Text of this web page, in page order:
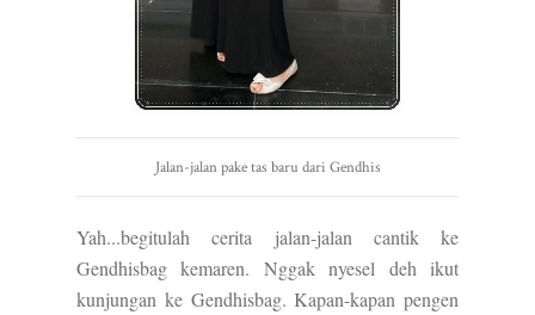
Jalan-jalan pake tas baru dari Gendhis
Yah...begitulah cerita jalan-jalan cantik ke
Gendhisbag kemaren. Nggak nyesel deh ikut
kunjungan ke Gendhisbag. Kapan-kapan pengen